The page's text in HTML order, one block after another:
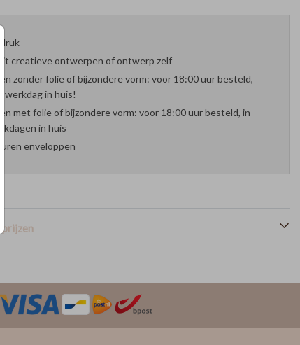
uit creatieve ontwerpen of ontwerp zelf
zonder folie of bijzondere vorm: voor 18:00 uur besteld,
werkdag in huis!
met folie of bijzondere vorm: voor 18:00 uur besteld, in
in huis
enveloppen
prijzen